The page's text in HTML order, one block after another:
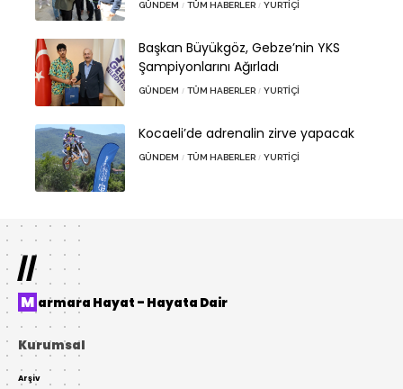
GÜNDEM TÜM HABERLER YURTIÇI
Başkan Büyükgöz, Gebze’nin YKS
Şampiyonlarını Ağırladı
GÜNDEM TÜM HABERLER YURTIÇI
Kocaeli’de adrenalin zirve yapacak
GÜNDEM TÜM HABERLER YURTIÇI
//
Marmara Hayat – Hayata Dair
Kurumsal
Arşiv